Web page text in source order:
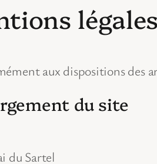
légales
aux dispositions des
du site
du Sartel